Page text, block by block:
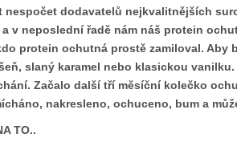
nespočet dodavatelů nejkvalitnějších
v neposlední řadě nám náš protein
protein ochutná prostě zamiloval.
slaný karamel nebo klasickou
Začalo další tří měsíční kolečko
nakresleno, ochuceno, bum a
NA TO..